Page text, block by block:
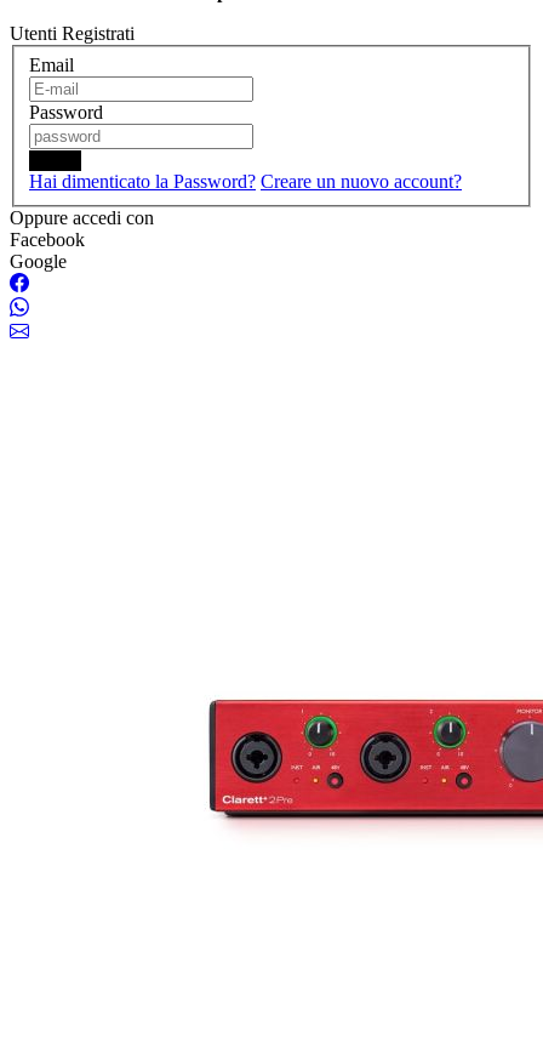
Utenti Registrati
Email
Password
Hai dimenticato la Password? Creare un nuovo account?
Oppure accedi con
Facebook
Google